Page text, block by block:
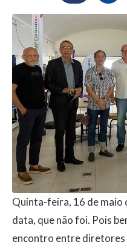
Quinta-feira, 16 de maio
data, que não foi. Pois
encontro entre diretores